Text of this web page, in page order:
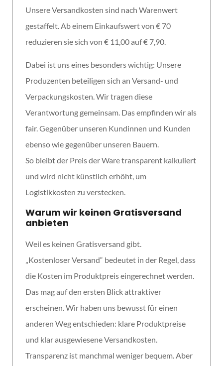
Unsere Versandkosten sind nach Warenwert
gestaffelt. Ab einem Einkaufswert von € 70
reduzieren sie sich von € 11,00 auf € 7,90.
Dabei ist uns eines besonders wichtig: Unsere
Produzenten beteiligen sich an Versand- und
Verpackungskosten. Wir tragen diese
Verantwortung gemeinsam. Das empfinden wir als
fair. Gegenüber unseren Kundinnen und Kunden
ebenso wie gegenüber unseren Bauern.
So bleibt der Preis der Ware transparent kalkuliert
und wird nicht künstlich erhöht, um
Logistikkosten zu verstecken.
Warum wir keinen Gratisversand
anbieten
Weil es keinen Gratisversand gibt.
„Kostenloser Versand“ bedeutet in der Regel, dass
die Kosten im Produktpreis eingerechnet werden.
Das mag auf den ersten Blick attraktiver
erscheinen. Wir haben uns bewusst für einen
anderen Weg entschieden: klare Produktpreise
und klar ausgewiesene Versandkosten.
Transparenz ist manchmal weniger bequem. Aber